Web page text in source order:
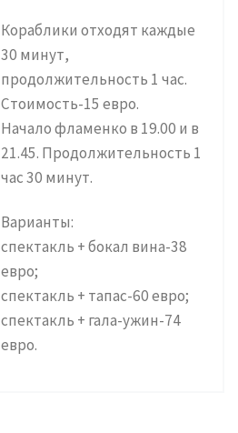
Кораблики отходят каждые
30 минут,
продолжительность 1 час.
Стоимость-15 евро.
Начало фламенко в 19.00 и в
21.45. Продолжительность 1
час 30 минут.
Варианты:
спектакль + бокал вина-38
евро;
спектакль + тапас-60 евро;
спектакль + гала-ужин-74
евро.